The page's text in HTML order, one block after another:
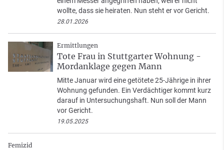
wollte, dass sie heiraten. Nun steht er vor Gericht.
28.01.2026
Ermittlungen
Tote Frau in Stuttgarter Wohnung -
Mordanklage gegen Mann
Mitte Januar wird eine getötete 25-Jährige in ihrer
Wohnung gefunden. Ein Verdächtiger kommt kurz
darauf in Untersuchungshaft. Nun soll der Mann
vor Gericht.
19.05.2025
Femizid